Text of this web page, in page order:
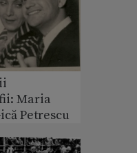
Maria
Petrescu